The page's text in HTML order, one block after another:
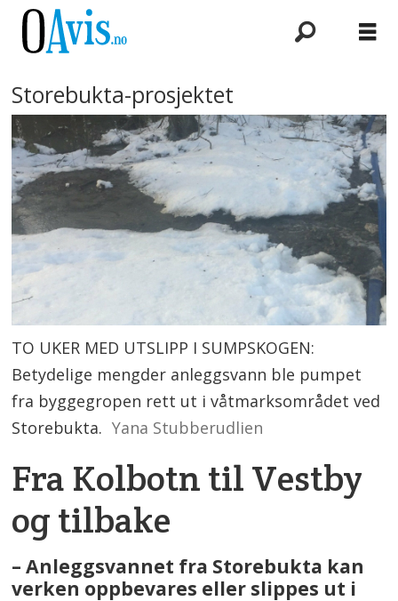
Storebukta-prosjektet
TO UKER MED UTSLIPP I SUMPSKOGEN:
Betydelige mengder anleggsvann ble pumpet
fra byggegropen rett ut i våtmarksområdet ved
Storebukta. Yana Stubberudlien
Fra Kolbotn til Vestby
og tilbake
– Anleggsvannet fra Storebukta kan
verken oppbevares eller slippes ut i